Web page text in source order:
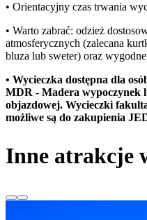
• Orientacyjny czas trwania
• Warto zabrać: odzież
atmosferycznych (zalecana
bluza lub sweter) oraz
• Wycieczka dostępna dla
MDR - Madera wypoczynek
objazdowej. Wycieczki
możliwe są do zakupienia
Inne atrakcje